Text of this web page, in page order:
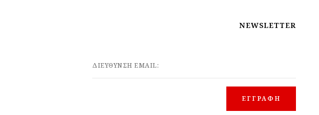
NEWSLETTER
ΔΙΕΥΘΥΝΣΗ EMAIL: